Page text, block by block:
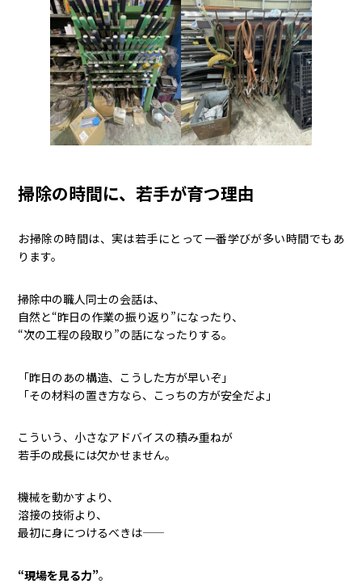
掃除の時間に、若手が育つ理由
お掃除の時間は、実は若手にとって一番学びが多い時間でもあ
ります。
掃除中の職人同士の会話は、
自然と“昨日の作業の振り返り”になったり、
“次の工程の段取り”の話になったりする。
「昨日のあの構造、こうした方が早いぞ」
「その材料の置き方なら、こっちの方が安全だよ」
こういう、小さなアドバイスの積み重ねが
若手の成長には欠かせません。
機械を動かすより、
溶接の技術より、
最初に身につけるべきは——
“現場を見る力”。